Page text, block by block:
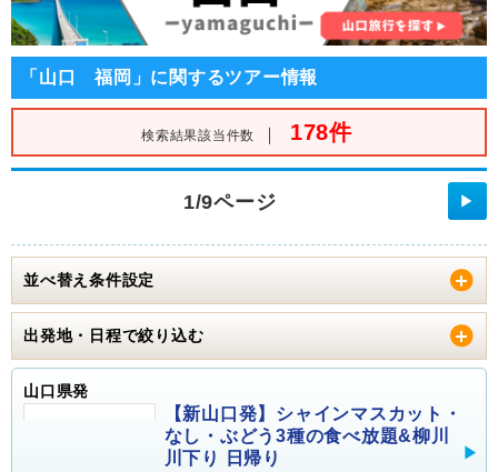
「山口 福岡」に関するツアー情報
検索結果該当件数 ｜ 178件
1/9ページ ▶
並べ替え条件設定
出発地・日程で絞り込む
山口県発
【新山口発】シャインマスカット・
なし・ぶどう3種の食べ放題&柳川
川下り 日帰り